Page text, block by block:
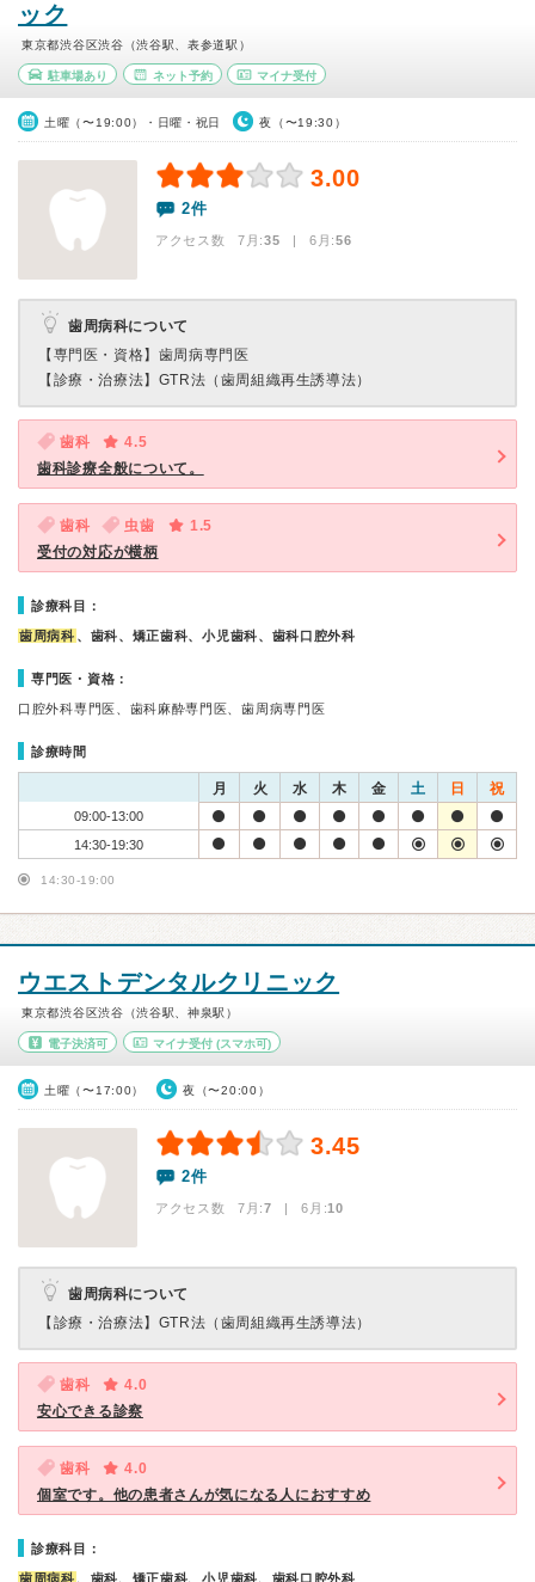
ック
東京都渋谷区渋谷（渋谷駅、表参道駅）
駐車場あり ネット予約 マイナ受付
土曜（〜19:00）・日曜・祝日 夜（〜19:30）
3.00
2件
アクセス数 7月:35 | 6月:56
歯周病科について
【専門医・資格】 歯周病専門医
【診療・治療法】 GTR法（歯周組織再生誘導法）
歯科
4.5
歯科診療全般について。
歯科 虫歯
1.5
受付の対応が横柄
診療科目：
歯周病科 、歯科、矯正歯科、小児歯科、歯科口腔外科
専門医・資格：
口腔外科専門医、歯科麻酔専門医、歯周病専門医
診療時間
月 火 水 木 金 土 日 祝
09:00-13:00
14:30-19:30
14:30-19:00
ウエストデンタルクリニック
東京都渋谷区渋谷（渋谷駅、神泉駅）
電子決済可 マイナ受付(スマホ可)
土曜（〜17:00） 夜（〜20:00）
3.45
2件
アクセス数 7月:7 | 6月:10
歯周病科について
【診療・治療法】 GTR法（歯周組織再生誘導法）
歯科
4.0
安心できる診察
歯科
4.0
個室です。他の患者さんが気になる人におすすめ
診療科目：
歯周病科 、歯科、矯正歯科、小児歯科、歯科口腔外科